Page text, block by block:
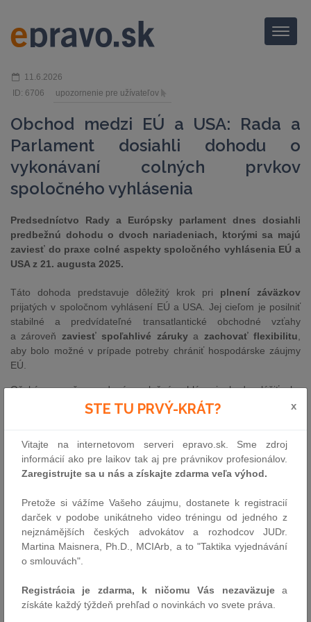
Menu
11.6.2026
ID: 6706
upozornenie pre užívateľov
Obchod medzi EÚ a USA: Rada a
Parlament dosiahli dohodu o
vykonávaní colných prvkov
spoločného vyhlásenia
Predsedníctvo Rady a Európsky parlament dnes dosiahli
predbežnú dohodu o dvoch nariadeniach, ktorými sa majú
zaviesť do praxe colné aspekty spoločného vyhlásenia EÚ a
USA z 21. augusta 2025.
Táto dohoda predstavuje dôležitý krok pri plnení záväzkov
prijatých v spoločnom vyhlásení EÚ a USA. Jej cieľom je posilniť
stabilné a predvídateľné transatlantické obchodné vzťahy
a zároveň zaviesť spoľahlivé zárukya zachovať flexibilitu
aby bolo možné v prípade potreby chrániť hospodárske záujmy
EÚ.
Očakáva sa, že uvedené spoločné vyhlásenie bude slúžiť ako
platforma pre ďalšiu spoluprácu s USA s cieľom znížiť clá a riešiť
Prvým (hlavným) nariadením sa odstraňujú zvyšné clá na
priemyselný tovar z USA a udeľuje sa preferenčný prístup na trh
okrem iného prostredníctvom colných kvót a znížených ciel na
nemajú citlivý charakter. Druhé nariadenie sa zameriava na
predĺženie pozastavenia cla na dovoz homára vrátane jeho
spracovanej formy.
Hlavné prvky dohody
a chrániť záujmy EÚ sa spoluzákonodarcovia okrem iného dohodli
na posilnení hlavného nariadenia vytvorením spoľahlivého
STE TU PRVÝ-KRÁT? x
Vitajte na internetovom serveri epravo.sk. Sme zdroj
informácií ako pre laikov tak aj pre právnikov profesionálov.
Zaregistrujte sa u nás a získajte zdarma veľa výhod.
Pretože si vážíme Vašeho záujmu, dostanete k registracií
darček v podobe unikátneho video tréningu od jedného z
nejznámějších českých advokátov a rozhodcov JUDr.
Martina Maisnera, Ph.D., MCIArb, a to "Taktika vyjednávání
o smlouvách".
Registrácia je zdarma, k ničomu Vás nezaväzujea
získáte každý týždeň prehľad o novinkách vo svete práva.